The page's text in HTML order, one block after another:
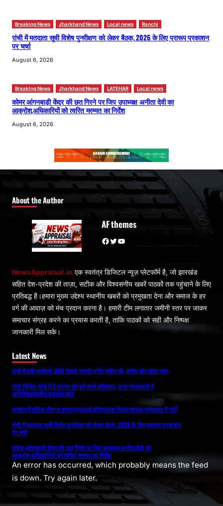
Breaking News Jharkhand News Local news Ranchi
रांची में मतदाता सूची विशेष पुनरीक्षण को लेकर बैठक, 2026 के लिए प्रारूप प्रकाशन
पर चर्चा
August 6, 2026
Breaking News Jharkhand News LATEHAR Local news
कोमर आंगनबाड़ी केंद्र की छत गिरने पर जिप उपाध्यक्ष अनीता देवी का
आक्रोश,अधिकारियों को त्वरित मरम्मत का निर्देश
August 6, 2026
About the Author
AF themes
Facebook Twitter YouTube
NewsAppraisal.in एक स्वतंत्र डिजिटल न्यूज़ प्लेटफॉर्म है, जो झारखंड
सहित देश-प्रदेश की ताज़ा, सटीक और विश्वसनीय खबरें पाठकों तक पहुंचाने के लिए
प्रतिबद्ध है।हमारा मुख्य उद्देश्य स्थानीय खबरों को प्रमुखता देना और समाज के हर
वर्ग की आवाज़ को मंच प्रदान करना है। हमारी टीम लगातार जमीनी स्तर पर जाकर
समाचार संग्रह करने का प्रयास करती है, ताकि पाठकों को सही और निष्पक्ष
जानकारी मिल सके।
Latest News
रांची में बड़ी कार्रवाई: 800 किलो नकली पनीर सहित घी, क्रीम और खोवा जब्त
रांची सिविल कोर्ट में 7 अगस्त को पूर्ण कार्य बहिष्कार, अन्य न्यायालयों में
अनिश्चितकालीन हड़ताल जारी
धनबाद में पुलिस टीम पर हमला,एएसआई हरिप्रकाश मिश्रा घायल,अस्पताल में भर्ती
रांची में मतदाता सूची विशेष पुनरीक्षण को लेकर बैठक, 2026 के लिए प्रारूप प्रकाशन
पर चर्चा
कोमर आंगनबाड़ी केंद्र की छत गिरने पर जिप उपाध्यक्ष अनीता देवी का
आक्रोश,अधिकारियों को त्वरित मरम्मत का निर्देश
An error has occurred, which probably means the feed
is down. Try again later.